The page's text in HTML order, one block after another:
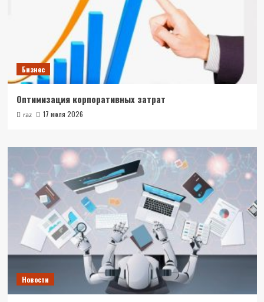
Бизнес
Оптимизация корпоративных затрат
raz 17 июля 2026
Новости